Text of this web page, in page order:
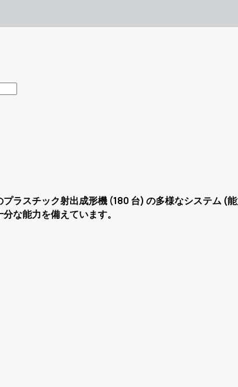
ラスチック射出成形機 (180 台) の多様なシステム (
な能力を備えています。